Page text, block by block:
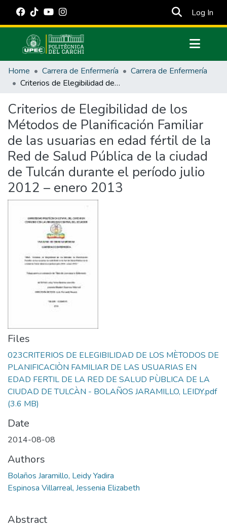
Log In
Communities & Collections
All of DSpace
Estadísticas Externas
Manuales
Home Carrera de Enfermería
Carrera de Enfermería
Criterios de Elegibilidad de los Métodos de Planificación Familiar de las usuarias en edad fértil de la Red de Salud Pública de la ciudad de Tulcán durante el período julio 2012 – enero 2013
Criterios de Elegibilidad de los
Métodos de Planificación Familiar
de las usuarias en edad fértil de la
Red de Salud Pública de la ciudad
de Tulcán durante el período julio
2012 – enero 2013
Files
023CRITERIOS DE ELEGIBILIDAD DE LOS MÈTODOS DE
PLANIFICACIÒN FAMILIAR DE LAS USUARIAS EN
EDAD FERTIL DE LA RED DE SALUD PÙBLICA DE LA
CIUDAD DE TULCÀN - BOLAÑOS JARAMILLO, LEIDY.pdf
(3.6 MB)
Date
2014-08-08
Authors
Bolaños Jaramillo, Leidy Yadira
Espinosa Villarreal, Jessenia Elizabeth
Abstract